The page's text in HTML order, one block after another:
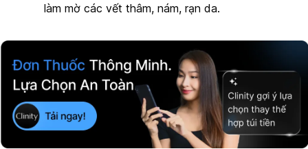
làm mờ các vết thâm, nám, rạn da.